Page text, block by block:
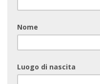
Nome
Luogo di nascita